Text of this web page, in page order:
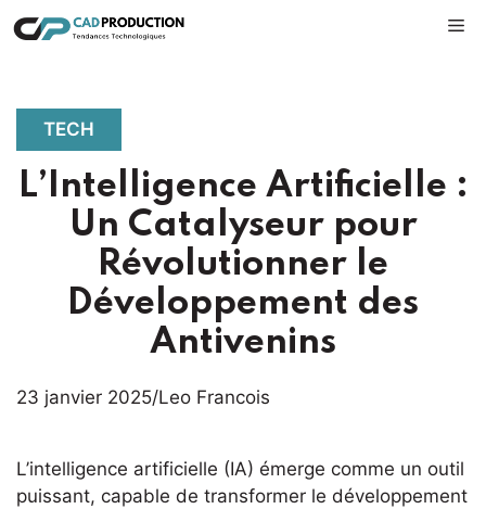
Aller
au
TECH
L’Intelligence Artificielle :
Un Catalyseur pour
Révolutionner le
Développement des
Antivenins
23 janvier 2025/Leo Francois
L’intelligence artificielle (IA) émerge comme un outil
puissant, capable de transformer le développement